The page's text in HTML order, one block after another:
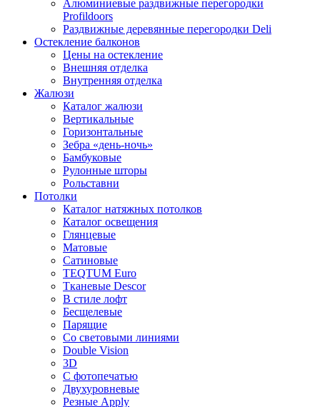
Алюминиевые раздвижные перегородки
Profildoors
Раздвижные деревянные перегородки Deli
Остекление балконов
Цены на остекление
Внешняя отделка
Внутренняя отделка
Жалюзи
Каталог жалюзи
Вертикальные
Горизонтальные
Зебра «день-ночь»
Бамбуковые
Рулонные шторы
Рольставни
Потолки
Каталог натяжных потолков
Каталог освещения
Глянцевые
Матовые
Сатиновые
TEQTUM Euro
Тканевые Descor
В стиле лофт
Бесщелевые
Парящие
Со световыми линиями
Double Vision
3D
С фотопечатью
Двухуровневые
Резные Apply